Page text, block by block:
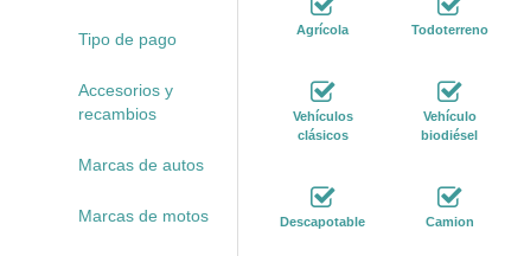
Tipo de pago
Accesorios y
recambios
Marcas de autos
Marcas de motos
Agrícola Todoterreno
Vehículos
clásicos
Vehículo
biodiésel
Descapotable Camion